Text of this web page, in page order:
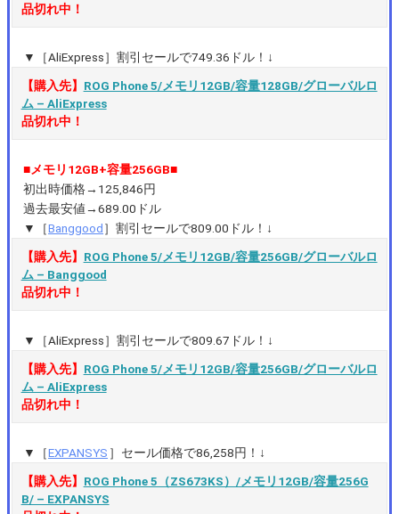
品切れ中！
▼［AliExpress］割引セールで749.36ドル！↓
【購入先】 ROG Phone 5/メモリ12GB/容量128GB/グローバルロ
ム – AliExpress
品切れ中！
■メモリ12GB+容量256GB■
初出時価格→125,846円
過去最安値→689.00ドル
▼［Banggood］割引セールで809.00ドル！↓
【購入先】 ROG Phone 5/メモリ12GB/容量256GB/グローバルロ
ム – Banggood
品切れ中！
▼［AliExpress］割引セールで809.67ドル！↓
【購入先】 ROG Phone 5/メモリ12GB/容量256GB/グローバルロ
ム – AliExpress
品切れ中！
▼［EXPANSYS ］セール価格で86,258円！↓
【購入先】 ROG Phone 5（ZS673KS）/メモリ12GB/容量256G
B/ – EXPANSYS